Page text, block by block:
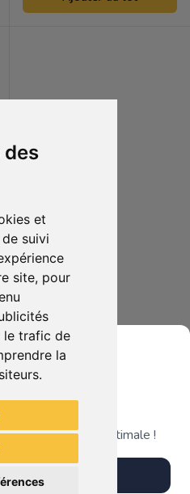
des
et
suivi
site, pour
le trafic de
la
liés à cette recherche. ;)
du Geek
une expérience optimale !
l'app